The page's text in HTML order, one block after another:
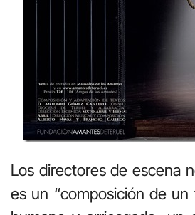
Los directores de escena
es un “composición de